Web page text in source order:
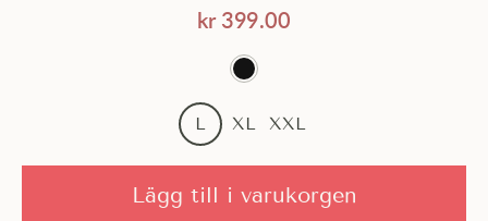
Pris - högt till lågt
Japansk
kr 399.00
L XL XXL
Lägg till i varukorgen